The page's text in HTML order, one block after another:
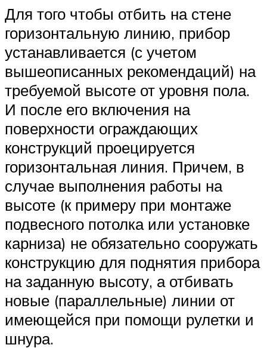
Для того чтобы отбить на стене
горизонтальную линию, прибор
устанавливается (с учетом
вышеописанных рекомендаций) на
требуемой высоте от уровня пола.
И после его включения на
поверхности ограждающих
конструкций проецируется
горизонтальная линия. Причем, в
случае выполнения работы на
высоте (к примеру при монтаже
подвесного потолка или установке
карниза) не обязательно сооружать
конструкцию для поднятия прибора
на заданную высоту, а отбивать
новые (параллельные) линии от
имеющейся при помощи рулетки и
шнура.